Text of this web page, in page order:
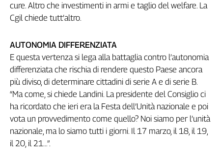
La
Newsletter
Social
cure. Altro che investimenti in armi e taglio del welfare. La
Cgil chiede tutt’altro.
AUTONOMIA DIFFERENZIATA
E questa vertenza si lega alla battaglia contro l’autonomia
differenziata che rischia di rendere questo Paese ancora
più diviso, di determinare cittadini di serie A e di serie B.
“Ma come, si chiede Landini. La presidente del Consiglio ci
ha ricordato che ieri era la Festa dell’Unità nazionale e poi
vota un provvedimento come quello? Noi siamo per l’unità
nazionale, ma lo siamo tutti i giorni. Il 17 marzo, il 18, il 19,
il 20, il 21…”.